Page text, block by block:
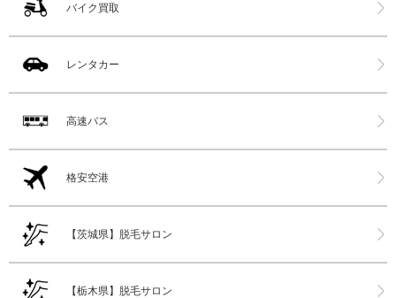
バイク買取
レンタカー
高速バス
格安空港
【茨城県】脱毛サロン
【栃木県】脱毛サロン